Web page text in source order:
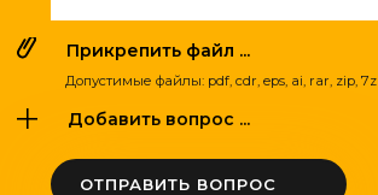
Прикрепить файл ...
Допустимые файлы: pdf, cdr, eps, ai, rar, zip, 7z
Добавить вопрос ...
ОТПРАВИТЬ ВОПРОС